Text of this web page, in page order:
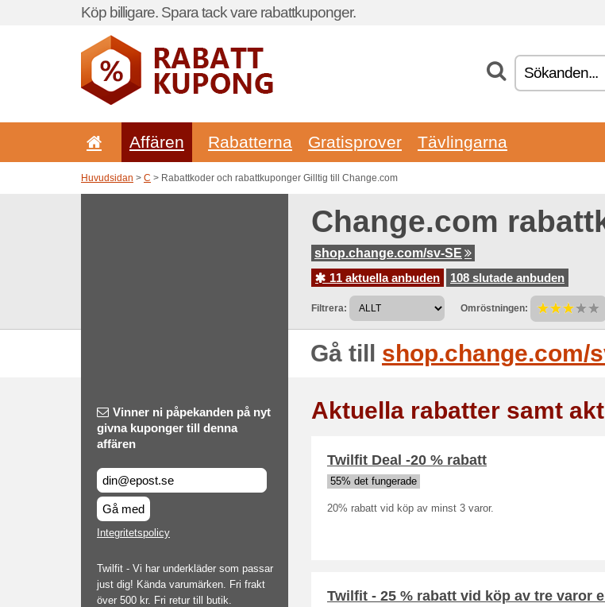
Köp billigare. Spara tack vare rabattkuponger.
Affären Rabatterna Gratisprover Tävlingarna
Huvudsidan > C > Rabattkoder och rabattkuponger Gilltig till Change.com
Change.com
shop.change.com/sv-SE
11 aktuella anbuden
108 slutade anbuden
Filtrera: Omröstningen:
Gå till shop.change.com/
Vinner ni påpekanden på nyt
givna kuponger till denna
affären
Gå med
Integritetspolicy
Twilfit - Vi har underkläder som passar
just dig! Kända varumärken. Fri frakt
över 500 kr. Fri retur till butik.
Aktuella rabatter samt
Twilfit Deal -20 % rabatt
55% det fungerade
20% rabatt vid köp av minst 3 varor.
Twilfit - 25 % rabatt vid köp av tre varor